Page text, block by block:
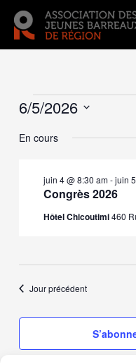
contenu
Évènements
for
juin
6/5/2026
une
En cours
Congrès 2026
juin 4 @ 8:30 am-juin
Hôtel Chicoutimi460
Jour précédent